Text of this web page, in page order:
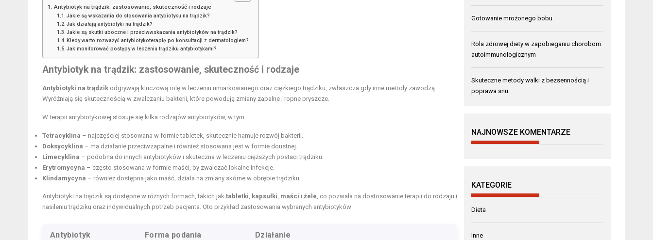
Antybiotyk na trądzik: zastosowanie, skuteczność i rodzaje
Jakie są wskazania do stosowania antybiotyku na trądzik?
Jak działają antybiotyki na trądzik?
Jakie są skutki uboczne i przeciwwskazania antybiotyków na trądzik?
Kiedy warto rozważyć antybiotykoterapię po konsultacji z dermatologiem?
Jak monitorować postępy w leczeniu trądziku antybiotykami?
Antybiotyk na trądzik: zastosowanie, skuteczność i rodzaje
Antybiotyki na trądzik odgrywają kluczową rolę w leczeniu umiarkowanego oraz ciężkiego trądziku, zwłaszcza gdy inne metody zawodzą.
Wyróżniają się skutecznością w zwalczaniu bakterii, które powodują zmiany zapalne i ropne pryszcze.
W terapii antybiotykowej stosuje się kilka rodzajów antybiotyków, w tym:
Tetracyklina – najczęściej stosowana w formie tabletek, skutecznie hamuje rozwój bakterii.
Doksycyklina – ma działanie przeciwzapalne i również stosowana jest w formie doustnej.
Limecyklina – podobna do innych antybiotyków i skuteczna w leczeniu cięższych postaci trądziku.
Erytromycyna – często stosowana w formie maści, by zwalczać lokalne infekcje.
Klindamycyna – również dostępna jako maść, działa na zmiany skórne w obrębie trądziku.
Antybiotyki na trądzik są dostępne w różnych formach, takich jak tabletki kapsułki maści i żele , co pozwala na dostosowanie terapii do rodzaju i
nasileniu trądziku oraz indywidualnych potrzeb pacjenta. Oto przykład zastosowania wybranych antybiotyków:
Antybiotyk Forma podania Działanie
Gotowanie mrożonego bobu
Rola zdrowej diety w zapobieganiu chorobom
autoimmunologicznym
Skuteczne metody walki z bezsennością i
poprawa snu
NAJNOWSZE KOMENTARZE
KATEGORIE
Dieta
Inne